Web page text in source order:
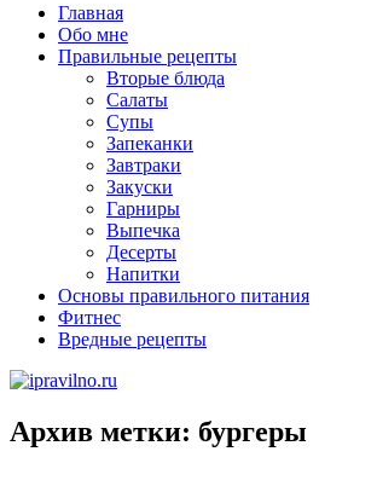
Главная
Обо мне
Правильные рецепты
Вторые блюда
Салаты
Супы
Запеканки
Завтраки
Закуски
Гарниры
Выпечка
Десерты
Напитки
Основы правильного питания
Фитнес
Вредные рецепты
Архив метки: бургеры